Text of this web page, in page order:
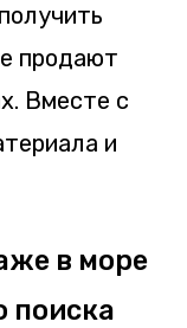
продают
Вместе с
и
в море
поиска